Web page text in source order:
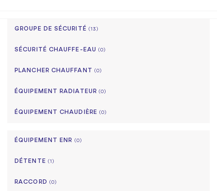
GROUPE DE SÉCURITÉ (13)
SÉCURITÉ CHAUFFE-EAU(0)
PLANCHER CHAUFFANT (0)
ÉQUIPEMENT RADIATEUR(0)
ÉQUIPEMENT CHAUDIÈRE(0)
ÉQUIPEMENT ENR (0)
DÉTENTE (1)
RACCORD (0)